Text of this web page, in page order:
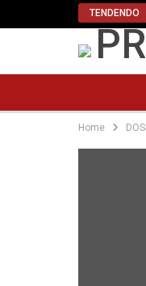
TENDENDO
Home